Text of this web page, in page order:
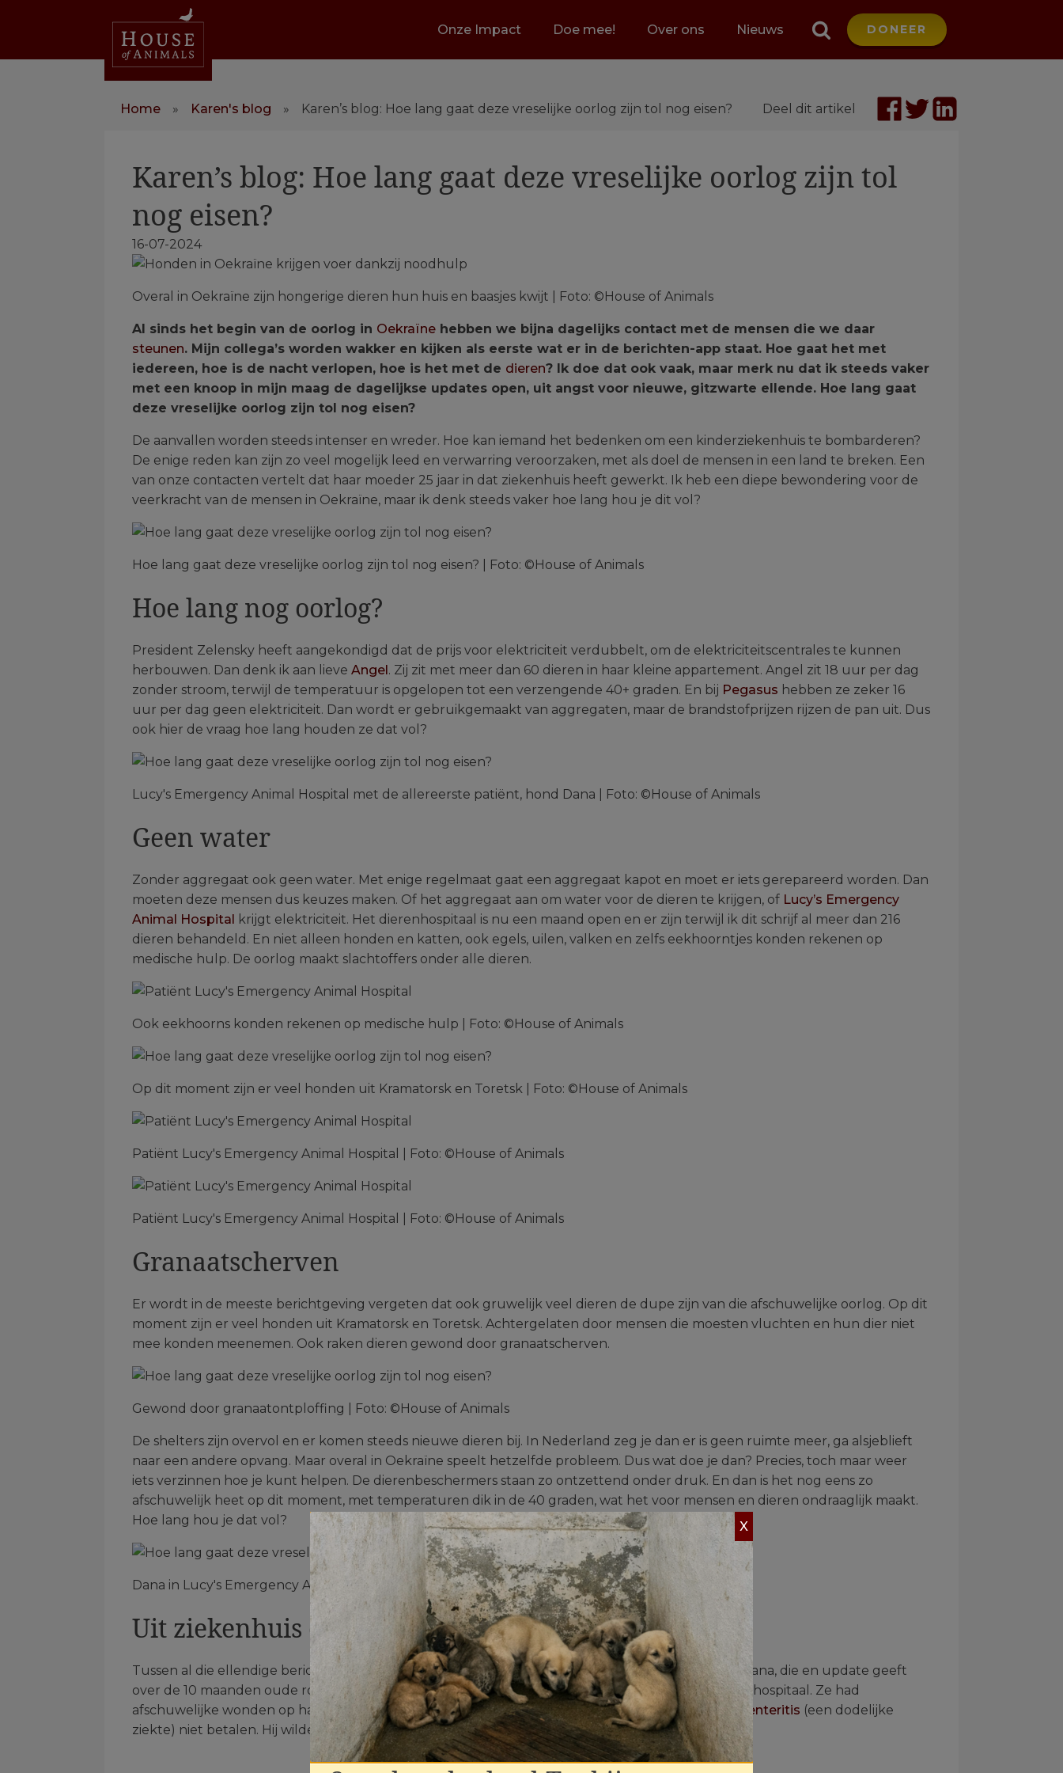
Onze Impact Doe mee! Over ons Nieuws DONEER
Home » Karen's blog » Karen’s blog: Hoe lang gaat deze vreselijke oorlog zijn tol nog eisen? Deel dit artikel
Karen’s blog: Hoe lang gaat deze vreselijke oorlog zijn tol
nog eisen?
16-07-2024
Overal in Oekraïne zijn hongerige dieren hun huis en baasjes kwijt | Foto: ©House of Animals
Al sinds het begin van de oorlog in Oekraïne hebben we bijna dagelijks contact met de mensen die we daar
steunen. Mijn collega’s worden wakker en kijken als eerste wat er in de berichten-app staat. Hoe gaat het met
iedereen, hoe is de nacht verlopen, hoe is het met de dieren? Ik doe dat ook vaak, maar merk nu dat ik steeds vaker
met een knoop in mijn maag de dagelijkse updates open, uit angst voor nieuwe, gitzwarte ellende. Hoe lang gaat
deze vreselijke oorlog zijn tol nog eisen?
De aanvallen worden steeds intenser en wreder. Hoe kan iemand het bedenken om een kinderziekenhuis te bombarderen?
De enige reden kan zijn zo veel mogelijk leed en verwarring veroorzaken, met als doel de mensen in een land te breken. Een
van onze contacten vertelt dat haar moeder 25 jaar in dat ziekenhuis heeft gewerkt. Ik heb een diepe bewondering voor de
veerkracht van de mensen in Oekraïne, maar ik denk steeds vaker hoe lang hou je dit vol?
Hoe lang gaat deze vreselijke oorlog zijn tol nog eisen? | Foto: ©House of Animals
Hoe lang nog oorlog?
President Zelensky heeft aangekondigd dat de prijs voor elektriciteit verdubbelt, om de elektriciteitscentrales te kunnen
herbouwen. Dan denk ik aan lieve Angel. Zij zit met meer dan 60 dieren in haar kleine appartement. Angel zit 18 uur per dag
zonder stroom, terwijl de temperatuur is opgelopen tot een verzengende 40+ graden. En bij Pegasus hebben ze zeker 16
uur per dag geen elektriciteit. Dan wordt er gebruikgemaakt van aggregaten, maar de brandstofprijzen rijzen de pan uit. Dus
ook hier de vraag hoe lang houden ze dat vol?
Lucy's Emergency Animal Hospital met de allereerste patiënt, hond Dana | Foto: ©House of Animals
Geen water
Zonder aggregaat ook geen water. Met enige regelmaat gaat een aggregaat kapot en moet er iets gerepareerd worden. Dan
moeten deze mensen dus keuzes maken. Of het aggregaat aan om water voor de dieren te krijgen, of Lucy’s Emergency
Animal Hospital krijgt elektriciteit. Het dierenhospitaal is nu een maand open en er zijn terwijl ik dit schrijf al meer dan 216
dieren behandeld. En niet alleen honden en katten, ook egels, uilen, valken en zelfs eekhoorntjes konden rekenen op
medische hulp. De oorlog maakt slachtoffers onder alle dieren.
Ook eekhoorns konden rekenen op medische hulp | Foto: ©House of Animals
Op dit moment zijn er veel honden uit Kramatorsk en Toretsk | Foto: ©House of Animals
Patiënt Lucy's Emergency Animal Hospital | Foto: ©House of Animals
Patiënt Lucy's Emergency Animal Hospital | Foto: ©House of Animals
Granaatscherven
Er wordt in de meeste berichtgeving vergeten dat ook gruwelijk veel dieren de dupe zijn van die afschuwelijke oorlog. Op dit
moment zijn er veel honden uit Kramatorsk en Toretsk. Achtergelaten door mensen die moesten vluchten en hun dier niet
mee konden meenemen. Ook raken dieren gewond door granaatscherven.
Gewond door granaatontploffing | Foto: ©House of Animals
De shelters zijn overvol en er komen steeds nieuwe dieren bij. In Nederland zeg je dan er is geen ruimte meer, ga alsjeblieft
naar een andere opvang. Maar overal in Oekraïne speelt hetzelfde probleem. Dus wat doe je dan? Precies, toch maar weer
iets verzinnen hoe je kunt helpen. De dierenbeschermers staan zo ontzettend onder druk. En dan is het nog eens zo
afschuwelijk heet op dit moment, met temperaturen dik in de 40 graden, wat het voor mensen en dieren ondraaglijk maakt.
Hoe lang hou je dat vol?
Dana in Lucy's Emergency Animal Hospital | Foto: ©House of Animals
Uit ziekenhuis ontslagen
Tussen al die ellendige berichten over de oorlog toch ook hoopvol nieuws. Zoals het nieuws van Yana, die en update geeft
over de 10 maanden oude rottweiler pup Dana. Ik ontmoette haar als eerste patiënt van het noodhospitaal. Ze had
afschuwelijke wonden op haar rug en intense pijn. Haar baasje kon de dierenartskosten van haar enteritis (een dodelijke
ziekte) niet betalen. Hij wilde haar laten inslapen, maar schrijft Yana:
X